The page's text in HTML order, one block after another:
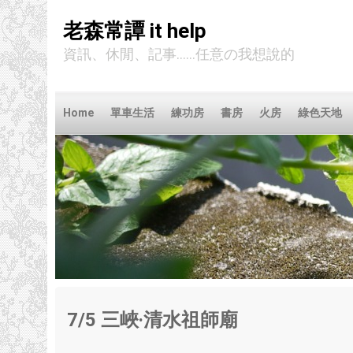
老森常譚 it help
資訊、休閒、記事......任意の我想說的
Home 單車生活 練功房 書房 火房 綠色天地
7/5 三峽‧清水祖師廟